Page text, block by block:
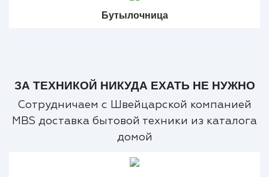
Бутылочница
ЗА ТЕХНИКОЙ НИКУДА ЕХАТЬ НЕ НУЖНО
Сотрудничаем с Швейцарской компанией
MBS доставка бытовой техники из каталога
домой